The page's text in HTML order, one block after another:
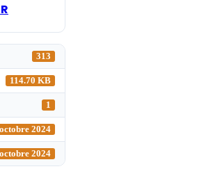
313
114.70 KB
1
2024
2024